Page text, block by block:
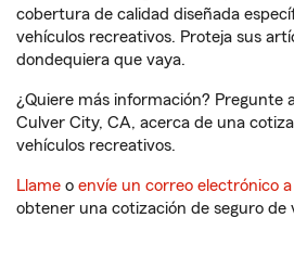
cobertura de calidad diseñada
vehículos recreativos. Proteja sus
dondequiera que vaya.
¿Quiere más información? Pregunte
Culver City, CA, acerca de una
vehículos recreativos.
Llame o envíe un correo electrónico
obtener una cotización de seguro de